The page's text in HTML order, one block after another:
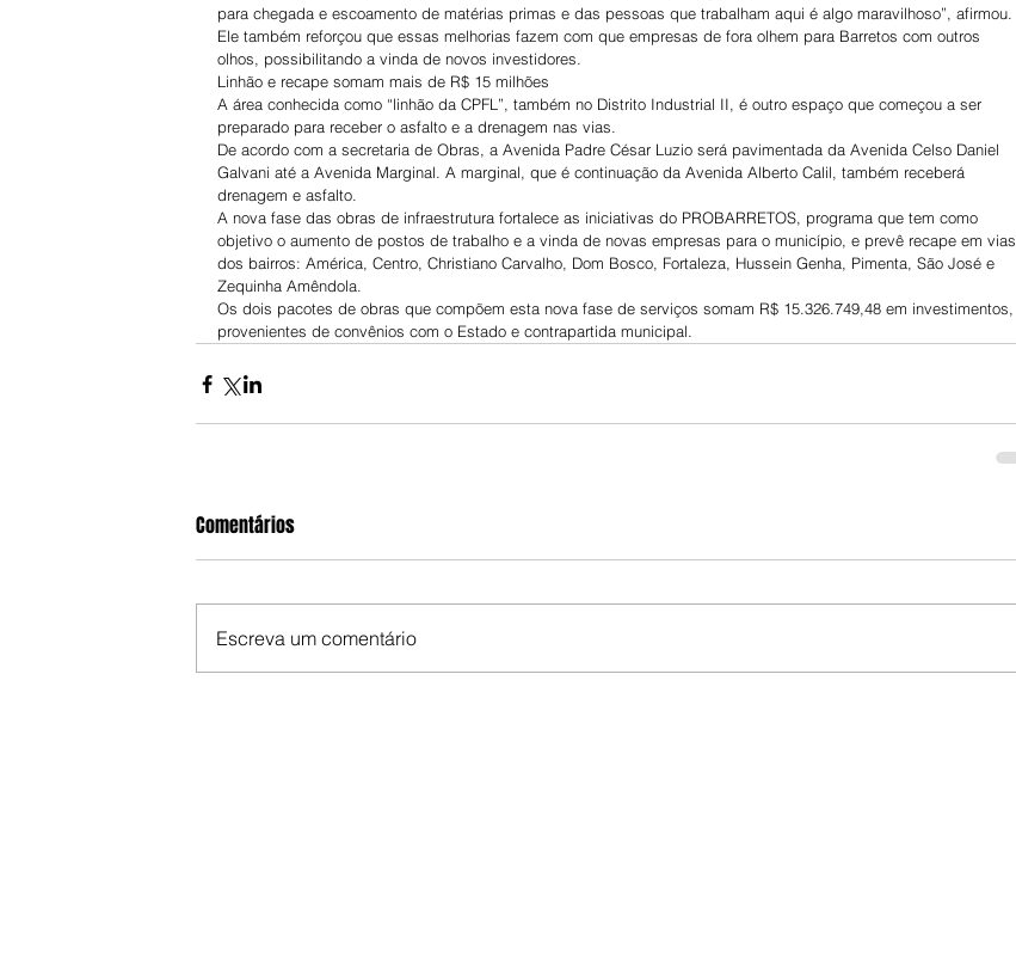
para chegada e escoamento de matérias primas e das pessoas que trabalham aqui é algo maravilhoso”, afirmou.
Ele também reforçou que essas melhorias fazem com que empresas de fora olhem para Barretos com outros
olhos, possibilitando a vinda de novos investidores.
Linhão e recape somam mais de R$ 15 milhões
A área conhecida como “linhão da CPFL”, também no Distrito Industrial II, é outro espaço que começou a ser
preparado para receber o asfalto e a drenagem nas vias.
De acordo com a secretaria de Obras, a Avenida Padre César Luzio será pavimentada da Avenida Celso Daniel
Galvani até a Avenida Marginal. A marginal, que é continuação da Avenida Alberto Calil, também receberá
drenagem e asfalto.
A nova fase das obras de infraestrutura fortalece as iniciativas do PROBARRETOS, programa que tem como
objetivo o aumento de postos de trabalho e a vinda de novas empresas para o município, e prevê recape em vias
dos bairros: América, Centro, Christiano Carvalho, Dom Bosco, Fortaleza, Hussein Genha, Pimenta, São José e
Zequinha Amêndola.
Os dois pacotes de obras que compõem esta nova fase de serviços somam R$ 15.326.749,48 em investimentos,
provenientes de convênios com o Estado e contrapartida municipal.
Comentários
Escreva um comentário